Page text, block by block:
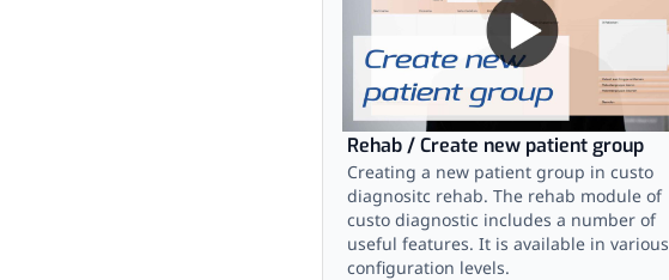
Rehab / Create new patient group
Creating a new patient group in custo
diagnositc rehab. The rehab module of
custo diagnostic includes a number of
useful features. It is available in various
configuration levels.